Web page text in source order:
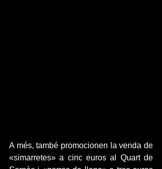
A més, també promocionen la venda de
«simarretes» a cinc euros al Quart de